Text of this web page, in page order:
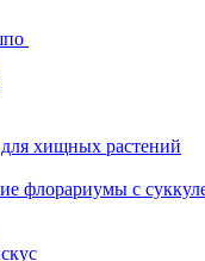
хищных растений
флорариумы с